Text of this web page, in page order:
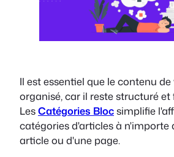
Il est essentiel que le contenu
organisé, car il reste structuré
LesCatégories Blocsimplifie
catégories d'articles à n'importe
article ou d'une page.